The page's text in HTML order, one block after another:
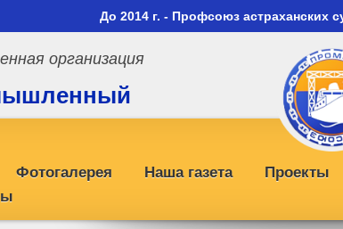
До 2014 г. - Профсоюз астраханских
организация
Фотогалерея Наша газета Проекты